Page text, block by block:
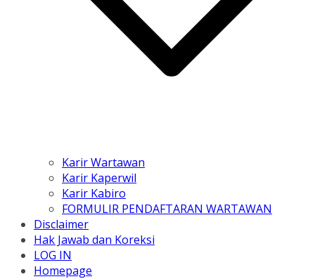
Karir Wartawan
Karir Kaperwil
Karir Kabiro
FORMULIR PENDAFTARAN WARTAWAN
Disclaimer
Hak Jawab dan Koreksi
LOG IN
Homepage